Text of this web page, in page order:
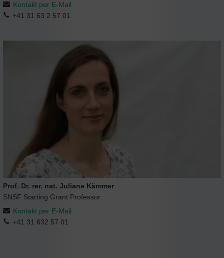
Kontakt per E-Mail
+41 31 63 2 57 01
Prof. Dr. rer. nat. Juliane Kämmer
SNSF Starting Grant Professor
Kontakt per E-Mail
+41 31 632 57 01